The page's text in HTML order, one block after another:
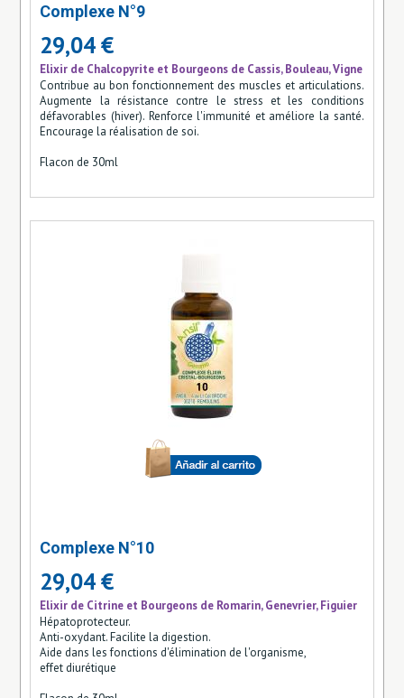
Complexe N°9
29,04 €
Elixir de Chalcopyrite et Bourgeons de Cassis, Bouleau, Vigne
Contribue au bon fonctionnement des muscles et articulations.
Augmente la résistance contre le stress et les conditions
défavorables (hiver). Renforce l'immunité et améliore la santé.
Encourage la réalisation de soi.
Flacon de 30ml
Complexe N°10
29,04 €
Elixir de Citrine et Bourgeons de Romarin, Genevrier, Figuier
Hépatoprotecteur.
Anti-oxydant. Facilite la digestion.
Aide dans les fonctions d'élimination de l'organisme,
effet diurétique